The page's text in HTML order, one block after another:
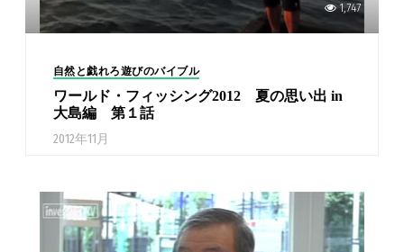
1,747
自然と戯れろ遊びのバイブル
ワールド・フィッシング2012 夏の思い出 in
大島編 第１話
2012年11月